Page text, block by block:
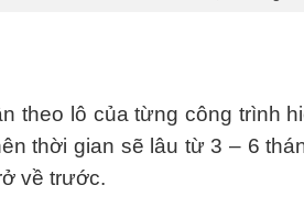
theo lô của từng công trình
thời gian sẽ lâu từ 3 – 6
về trước.